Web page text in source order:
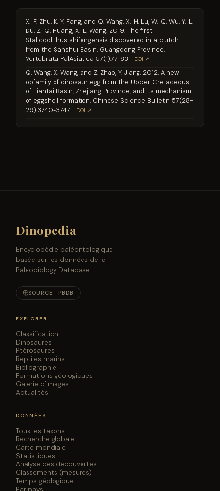
X.-F. Zhu, K.-Y. Fang, and Q. Wang, X.-H. Lu, W.-Q. Wu, Y.-L.
Du, Z.-Q. Huang, X.-L. Wang. 2019. The first
Stalicoolithus shifengensis discovered in a clutch
from the Sanshui Basin, Guangdong Province.
Vertebrata PalAsiatica 57(1):77-83
DOI ↗
Q. Wang, X. Wang, and Z. Zhao, Y. Jiang. 2012. A new
oofamily of dinosaur egg from the Upper Cretaceous
of Tiantai Basin, Zhejiang Province, and its mechanism
of eggshell formation. Chinese Science Bulletin 57(28–
29):3740-3747
DOI ↗
Dinopedia
Encyclopédie paléontologique
basée sur les données de la
Paleobiology Database.
SOURCE : PBDB
EXPLORER
Classification
Dinosaures
Ptérosaures
Reptiles marins
Bibliographie
Formations géologiques
Galerie d'images
Actualités
DONNÉES
Tous les taxons
Recherche globale
Carte mondiale
Statistiques
Analyse des découvertes
Classements (mesures)
Temps géologique
Par pays